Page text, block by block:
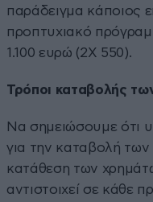
παράδειγμα κάποιος
προπτυχιακό
1.100 ευρώ (2Χ 550).
Τρόποι καταβολής
Να σημειώσουμε ότι
για την καταβολή των
κατάθεση των
αντιστοιχεί σε κάθε